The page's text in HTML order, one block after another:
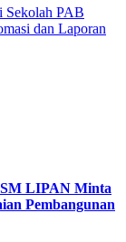
Sekolah PAB
dan Laporan
LIPAN Minta
Pembangunan